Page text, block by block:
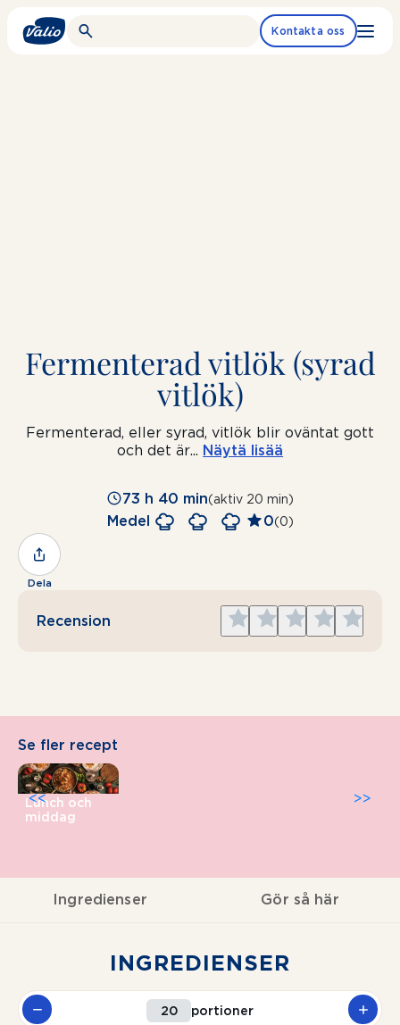
Kontakta oss
Fermenterad vitlök (syrad
vitlök)
Fermenterad, eller syrad, vitlök blir oväntat gott
och det är... Näytä lisää
73 h 40 min(aktiv 20 min)
Medel 0(0)
Dela
Recension
Give
5
Give
4
Give
3
Give
2
Give
1
Se fler recept
Lunch och
middag
>>
<<
Ingredienser Gör så här
INGREDIENSER
portioner